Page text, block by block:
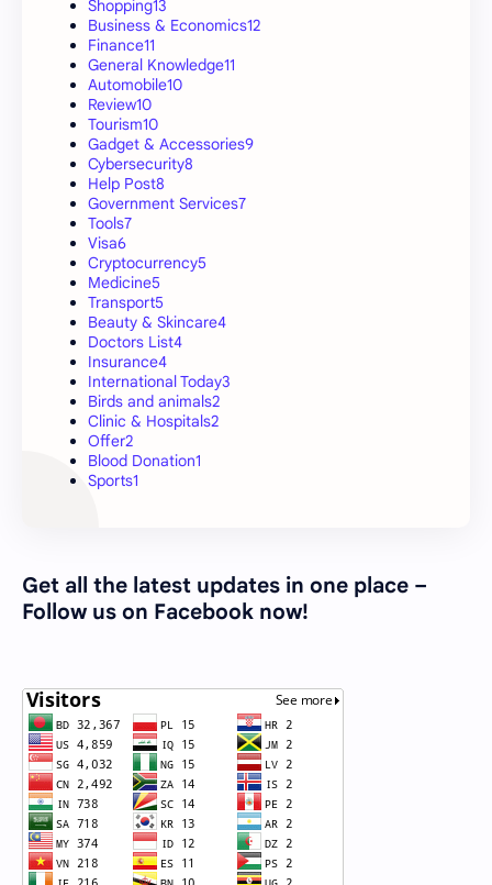
Shopping13
Business & Economics12
Finance11
General Knowledge11
Automobile10
Review10
Tourism10
Gadget & Accessories9
Cybersecurity8
Help Post8
Government Services7
Tools7
Visa6
Cryptocurrency5
Medicine5
Transport5
Beauty & Skincare4
Doctors List4
Insurance4
International Today3
Birds and animals2
Clinic & Hospitals2
Offer2
Blood Donation1
Sports1
Get all the latest updates in one place –
Follow us on Facebook now!